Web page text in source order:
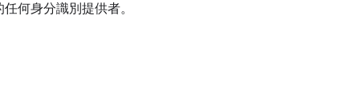
任何身分識別提供者。